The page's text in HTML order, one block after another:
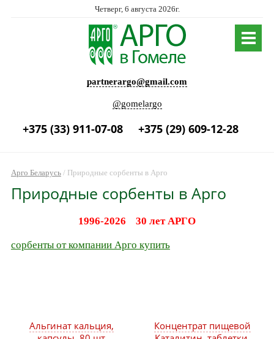
Четверг, 6 августа 2026г.
partnerargo@gmail.com
@gomelargo
+375 (33) 911-07-08 +375 (29) 609-12-28
Арго Беларусь/ Природные сорбенты в Арго
Природные сорбенты в Арго
1996-2026 30 лет АРГО
сорбенты от компании Арго купить
Альгинат кальция,
Концентрат пищевой